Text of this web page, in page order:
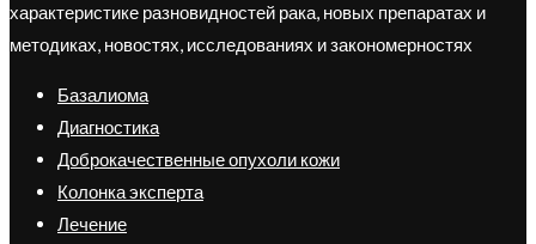
характеристике разновидностей рака, новых препаратах и
методиках, новостях, исследованиях и закономерностях
Базалиома
Диагностика
Доброкачественные опухоли кожи
Колонка эксперта
Лечение